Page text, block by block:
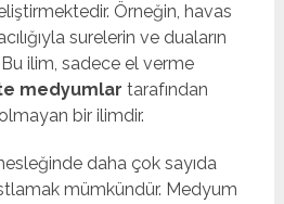
Örneğin, havas
surelerin ve duaların
ilim, sadece el verme
medyumlar tarafından
bir ilimdir.
daha çok sayıda
mümkündür. Medyum